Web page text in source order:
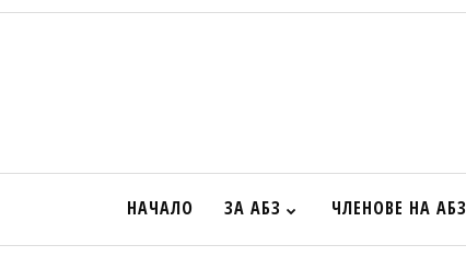
НАЧАЛО ЗА АБЗ ЧЛЕНОВЕ НА АБЗ